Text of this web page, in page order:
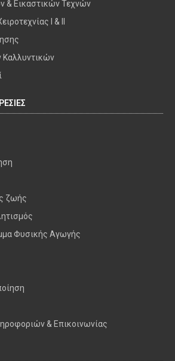
& Εικαστικών Τεχνών
I & II
Καλλυντικών
ζωής
Φυσικής Αγωγής
& Επικοινωνίας